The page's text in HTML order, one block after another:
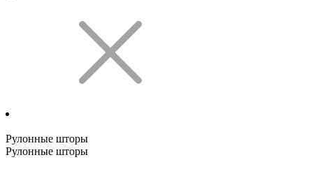
Рулонные шторы
Рулонные шторы